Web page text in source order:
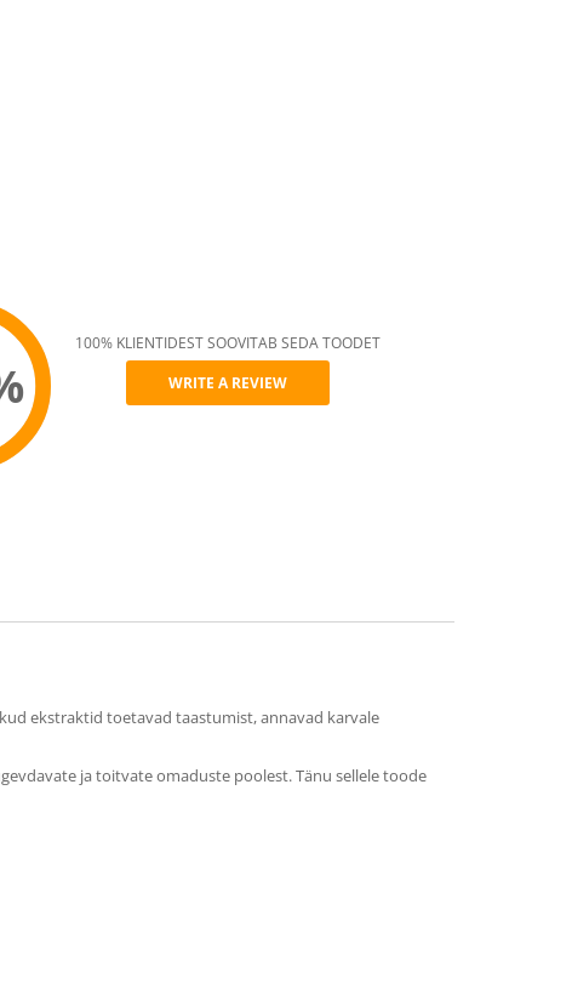
100% KLIENTIDEST SOOVITAB SEDA TOODET
WRITE A REVIEW
ekstraktid toetavad taastumist, annavad karvale
ja toitvate omaduste poolest. Tänu sellele toode